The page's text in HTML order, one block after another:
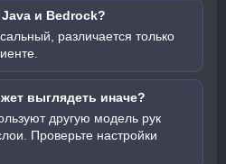
и Bedrock?
различается только
выглядеть иначе?
другую модель рук
Проверьте настройки